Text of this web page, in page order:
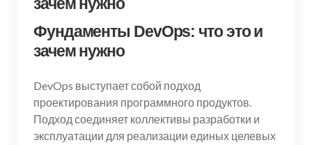
Фундаменты DevOps: что это и
зачем нужно
DevOps выступает собой подход
проектирования программного продуктов.
Подход соединяет коллективы разработки и
эксплуатации для реализации единых целевых